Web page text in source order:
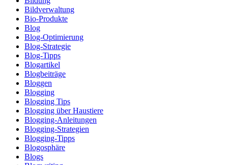
Bildverwaltung
Bio-Produkte
Blog
Blog-Optimierung
Blog-Strategie
Blog-Tipps
Blogartikel
Blogbeiträge
Bloggen
Blogging
Blogging Tips
Blogging über Haustiere
Blogging-Anleitungen
Blogging-Strategien
Blogging-Tipps
Blogosphäre
Blogs